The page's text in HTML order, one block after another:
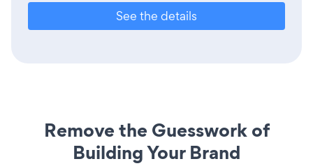
See the details
Remove the Guesswork of
Building Your Brand